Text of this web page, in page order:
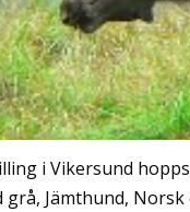
i Vikersund
grå, Jämthund,